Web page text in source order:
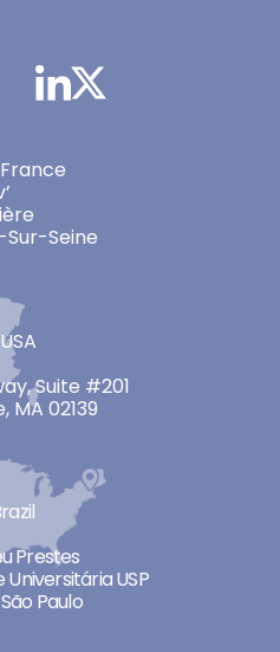
France
Seine
Suite #201
MA 02139
Prestes
Universitária USP
Paulo